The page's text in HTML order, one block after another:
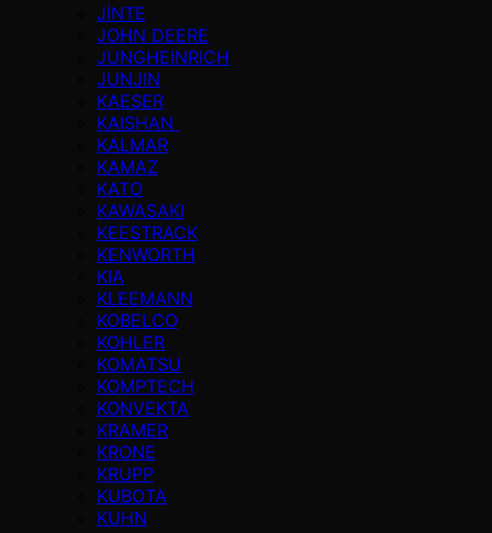
JİNTE
JOHN DEERE
JUNGHEINRICH
JUNJIN
KAESER
KAISHAN
KALMAR
KAMAZ
KATO
KAWASAKI
KEESTRACK
KENWORTH
KIA
KLEEMANN
KOBELCO
KOHLER
KOMATSU
KOMPTECH
KONVEKTA
KRAMER
KRONE
KRUPP
KUBOTA
KUHN